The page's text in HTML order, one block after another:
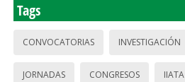
Tags
CONVOCATORIAS INVESTIGACIÓN
JORNADAS CONGRESOS IIATA